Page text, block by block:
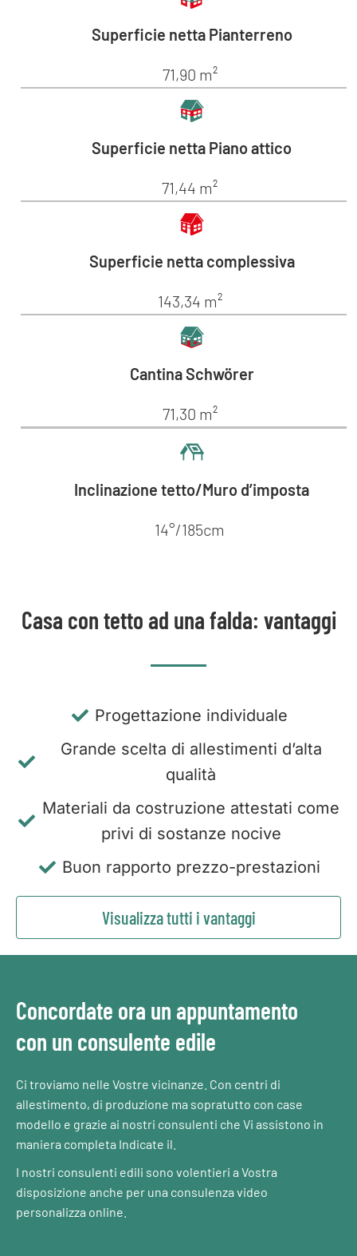
Superficie netta Pianterreno
71,90 m²
Superficie netta Piano attico
71,44 m²
Superficie netta complessiva
143,34 m²
Cantina Schwörer
71,30 m²
Inclinazione tetto/Muro d’imposta
14°/185cm
Casa con tetto ad una falda: vantaggi
Progettazione individuale
Grande scelta di allestimenti d’alta
qualità
Materiali da costruzione attestati come
privi di sostanze nocive
Buon rapporto prezzo-prestazioni
Visualizza tutti i vantaggi
Concordate ora un appuntamento
con un consulente edile
Ci troviamo nelle Vostre vicinanze. Con centri di
allestimento, di produzione ma sopratutto con case
modello e grazie ai nostri consulenti che Vi assistono in
maniera completa Indicate il.
I nostri consulenti edili sono volentieri a Vostra
disposizione anche per una consulenza video
personalizza online.